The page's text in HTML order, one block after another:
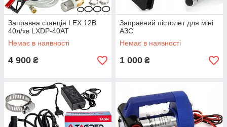
Заправна станція LEX 12В
40л/хв LXDP-40AT
Немає в наявності
4 900 ₴
Заправний пістолет для міні
АЗС
Немає в наявності
1 000 ₴